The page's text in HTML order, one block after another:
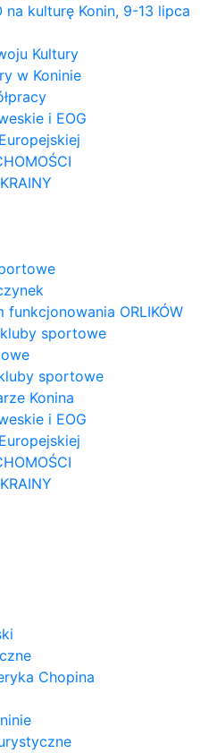
na kulturę Konin, 9-13 lipca
Kultury
w Koninie
i EOG
funkcjonowania ORLIKÓW
sportowe
sportowe
Konina
i EOG
Chopina